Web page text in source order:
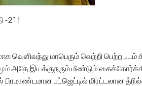
-2” !
வெளிவந்து மாபெரும் வெற்றி பெற்ற படம்
அதே இயக்குநரும் மீண்டும்
பட்ஜெட்டில் மிரட்டலான